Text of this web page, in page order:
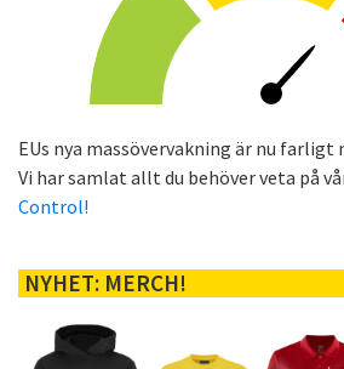
EUs nya massövervakning är nu
Vi har samlat allt du behöver veta på
Control!
NYHET: MERCH!